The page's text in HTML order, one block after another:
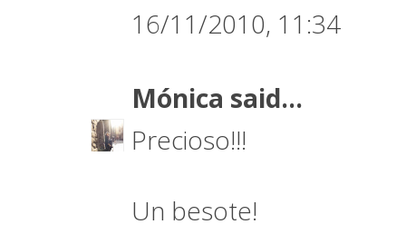
16/11/2010, 11:34
Mónica said...
Precioso!!!
Un besote!